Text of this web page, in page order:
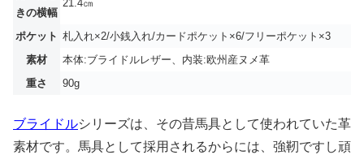
きの横幅
21.4㎝
ポケット 札入れ×2/小銭入れ/カードポケット×6/フリーポケット×3
素材
本体:ブライドルレザー、内装:欧州産ヌメ革
重さ
90g
ブライドルシリーズは、その昔馬具として使われていた革
素材です。馬具として採用されるからには、強靭ですし頑